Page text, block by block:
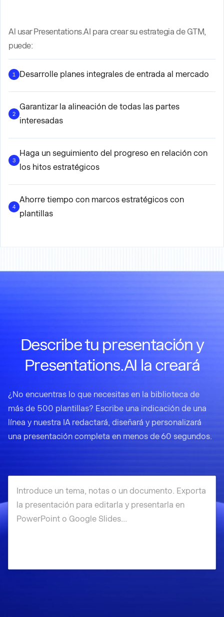
Al usar Presentations.AI para crear su estrategia de GTM,
puede:
1 Desarrolle planes integrales de entrada al mercado
2
Garantizar la alineación de todas las partes
interesadas
3
Haga un seguimiento del progreso en relación con
los hitos estratégicos
4
Ahorre tiempo con marcos estratégicos con
plantillas
Describe tu presentación y
Presentations.AI la creará
¿No encuentras lo que necesitas en la biblioteca de
más de 500 plantillas? Escribe una indicación de una
línea y nuestra IA redactará, diseñará y personalizará
una presentación completa en menos de 60 segundos.